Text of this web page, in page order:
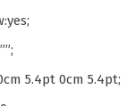
5.4pt 0cm 5.4pt;